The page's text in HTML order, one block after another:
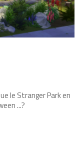
le Stranger Park en
...?